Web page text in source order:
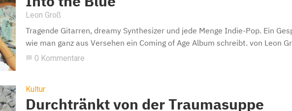
Leon Groß
Tragende Gitarren, dreamy Synthesizer und jede Menge Indie-Pop. Ein
wie man ganz aus Versehen ein Coming of Age Album schreibt. von Leon
chat_bubble 0 Kommentare
Kultur
Durchtränkt von der Traumasuppe